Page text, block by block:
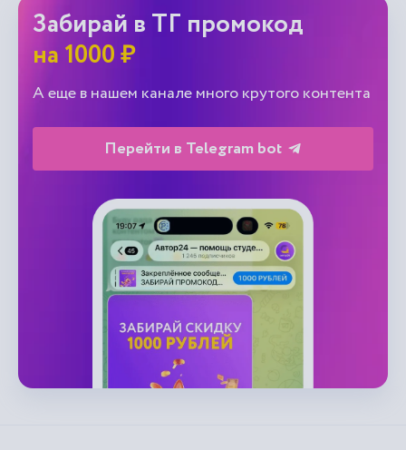
Забирай в ТГ промокод
на 1000 ₽
А еще в нашем канале много крутого контента
Перейти в Telegram bot